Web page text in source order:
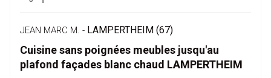
JEAN MARC M. - LAMPERTHEIM (67)
Cuisine sans poignées meubles jusqu'au
plafond façades blanc chaud LAMPERTHEIM